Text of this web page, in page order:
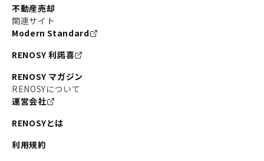
不動産売却
関連サイト
Modern Standard
RENOSY 利諾喜
RENOSY マガジン
RENOSYについて
運営会社
RENOSYとは
利用規約